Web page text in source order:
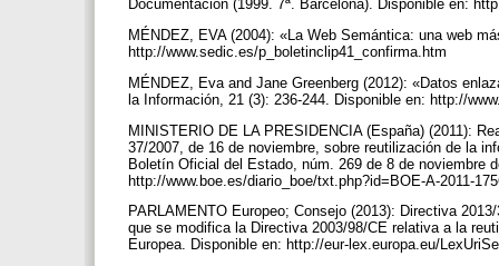
Documentación (1999. 7ª. Barcelona). Disponible en:
MÉNDEZ, EVA (2004): «La Web Semántica: una web
http://www.sedic.es/p_boletinclip41_confirma.htm
MÉNDEZ, Eva and Jane Greenberg (2012): «Datos
la Información, 21 (3): 236-244. Disponible en: http://
MINISTERIO DE LA PRESIDENCIA (España) (2011):
37/2007, de 16 de noviembre, sobre reutilización de la
Boletín Oficial del Estado, núm. 269 de 8 de noviembre
http://www.boe.es/diario_boe/txt.php?id=BOE-A-2011-
PARLAMENTO Europeo; Consejo (2013): Directiva
que se modifica la Directiva 2003/98/CE relativa a la
Europea. Disponible en: http://eur-lex.europa.eu/